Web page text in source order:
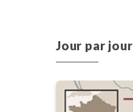
Jour par jour